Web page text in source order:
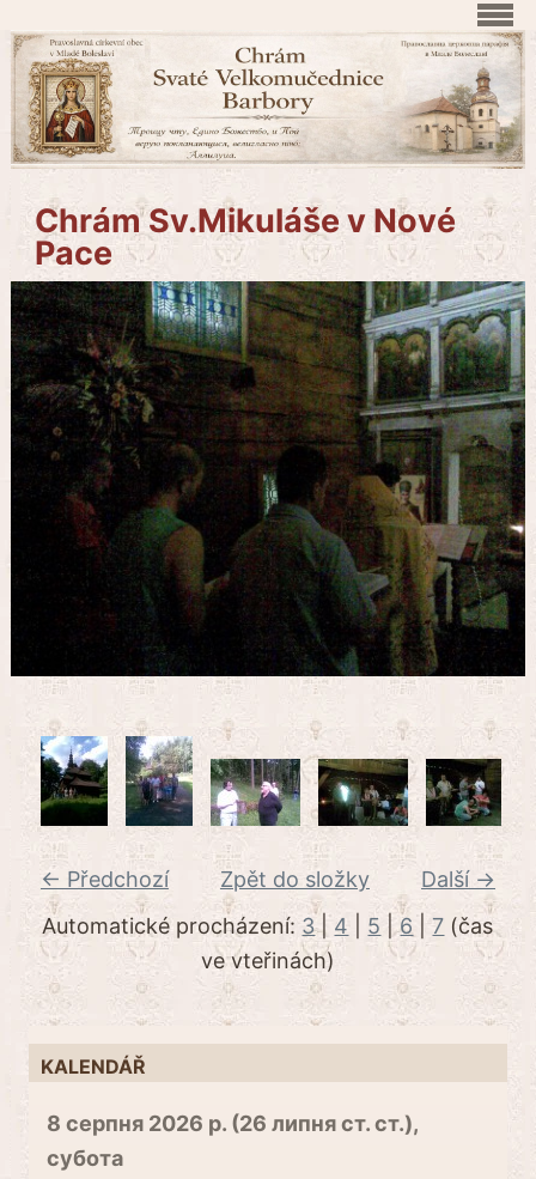
Chrám Sv.Mikuláše v Nové
Pace
← Předchozí Další →
Zpět do složky
Automatické procházení: 3| 4 5 |6 |7 (čas
ve vteřinách)
KALENDÁŘ
8 серпня 2026 р. (26 липня ст. ст.),
субота